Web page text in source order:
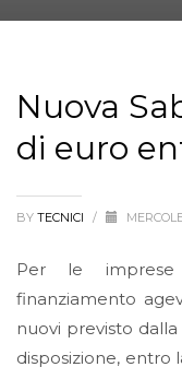
Nuova
di euro
BY TECNICI /
Per le
finanziamento
nuovi previsto dalla
disposizione, entro